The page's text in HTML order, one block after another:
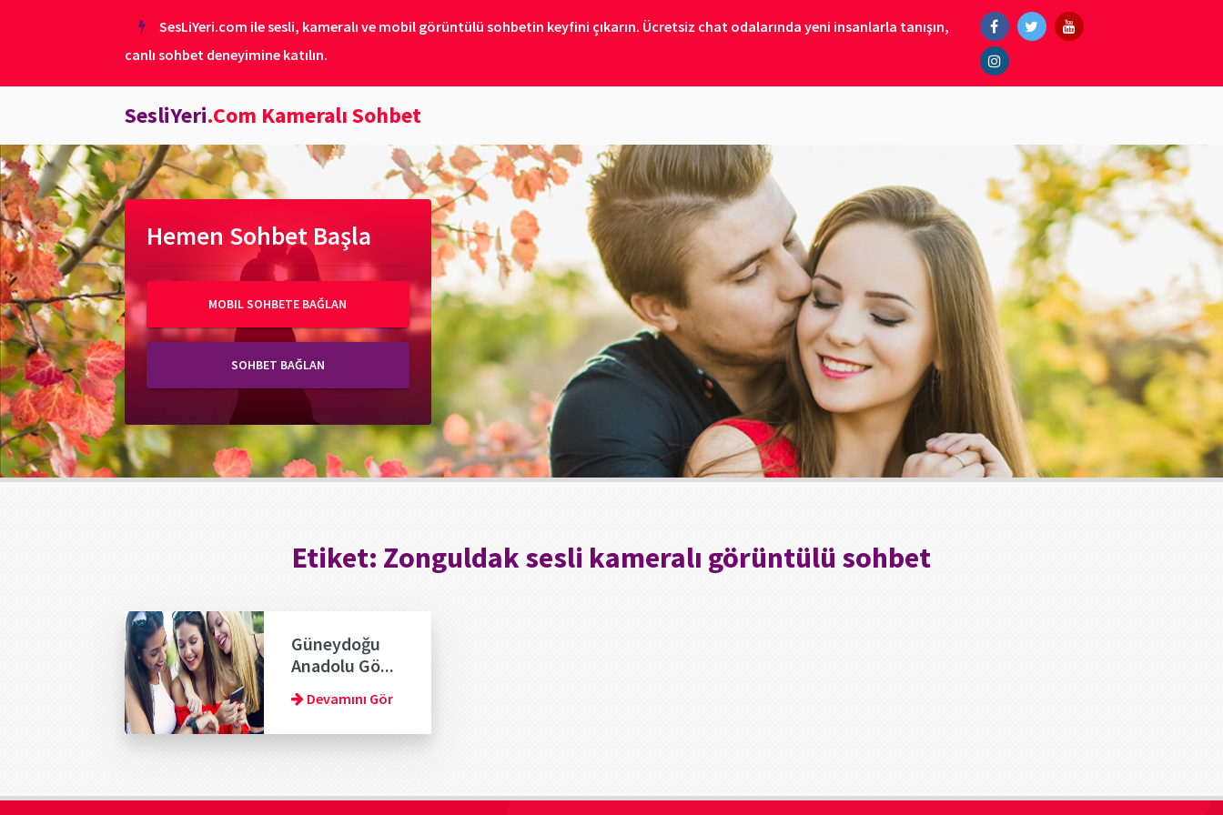
SesLiYeri.com ile sesli, kameralı ve mobil görüntülü sohbetin keyfini çıkarın. Ücretsiz chat odalarında yeni insanlarla tanışın,
canlı sohbet deneyimine katılın.
SesliYeri.Com Kameralı Sohbet
Hemen Sohbet Başla
MOBIL SOHBETE BAĞLAN
SOHBET BAĞLAN
Etiket: Zonguldak sesli kameralı görüntülü sohbet
Güneydoğu
Anadolu Gö...
Devamını Gör